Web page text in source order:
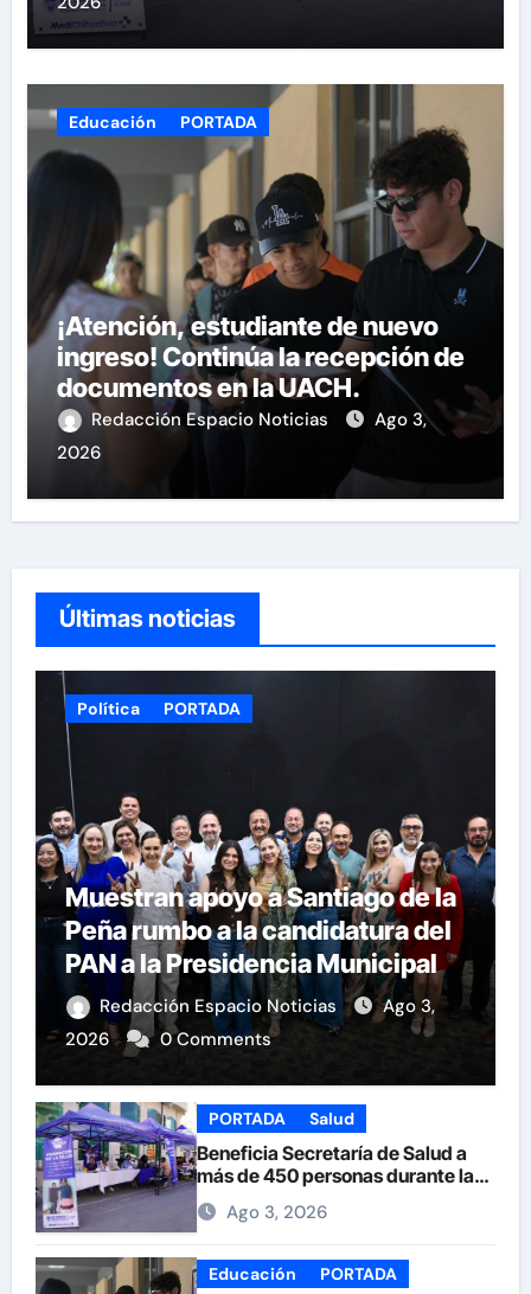
Educación PORTADA
¡Atención, estudiante de nuevo
ingreso! Continúa la recepción de
documentos en la UACH.
Redacción Espacio Noticias
Ago 3,
2026
Últimas noticias
Política PORTADA
Muestran apoyo a Santiago de la
Peña rumbo a la candidatura del
PAN a la Presidencia Municipal
Redacción Espacio Noticias
Ago 3,
2026
0 Comments
PORTADA Salud
Beneficia Secretaría de Salud a
más de 450 personas durante la
Feria de la Salud en la Plaza de
ArmasAgo 3, 2026
Educación PORTADA